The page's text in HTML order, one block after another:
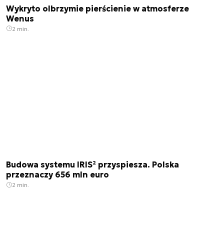
Wykryto olbrzymie pierścienie w atmosferze
Wenus
2 min.
Budowa systemu IRIS² przyspiesza. Polska
przeznaczy 656 mln euro
2 min.